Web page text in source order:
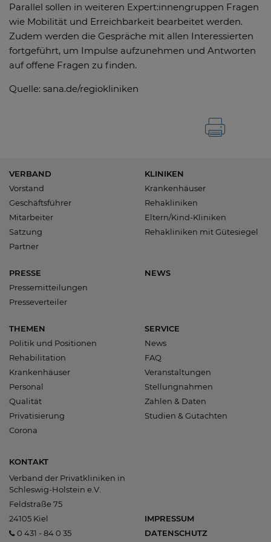
Parallel sollen in weiteren Expert:innengruppen Fragen
wie Mobilität und Erreichbarkeit bearbeitet werden.
Zudem werden die Gespräche mit allen Interessierten
fortgeführt, um Impulse aufzunehmen und Antworten
auf offene Fragen zu finden.
Quelle: sana.de/regiokliniken
VERBAND
Vorstand
Geschäftsführer
Mitarbeiter
Satzung
Partner
KLINIKEN
Krankenhäuser
Rehakliniken
Eltern/Kind-Kliniken
Rehakliniken mit Gütesiegel
PRESSE
Pressemitteilungen
Presseverteiler
NEWS
THEMEN
Politik und Positionen
Rehabilitation
Krankenhäuser
Personal
Qualität
Privatisierung
Corona
SERVICE
News
FAQ
Veranstaltungen
Stellungnahmen
Zahlen & Daten
Studien & Gutachten
KONTAKT
Verband der Privatkliniken in
Schleswig-Holstein e.V.
Feldstraße 75
24105 Kiel
0 431 - 84 0 35
IMPRESSUM
DATENSCHUTZ